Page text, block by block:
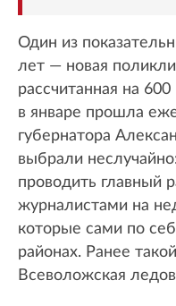
Один из
лет — новая
рассчитанная на
в январе прошла
губернатора
выбрали
проводить главный
журналистами на
которые сами по
районах. Ранее
Всеволожская